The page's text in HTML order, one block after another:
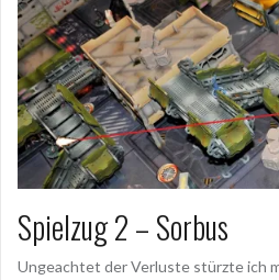
Spielzug 2 – Sorbus
Ungeachtet der Verluste stürzte ich